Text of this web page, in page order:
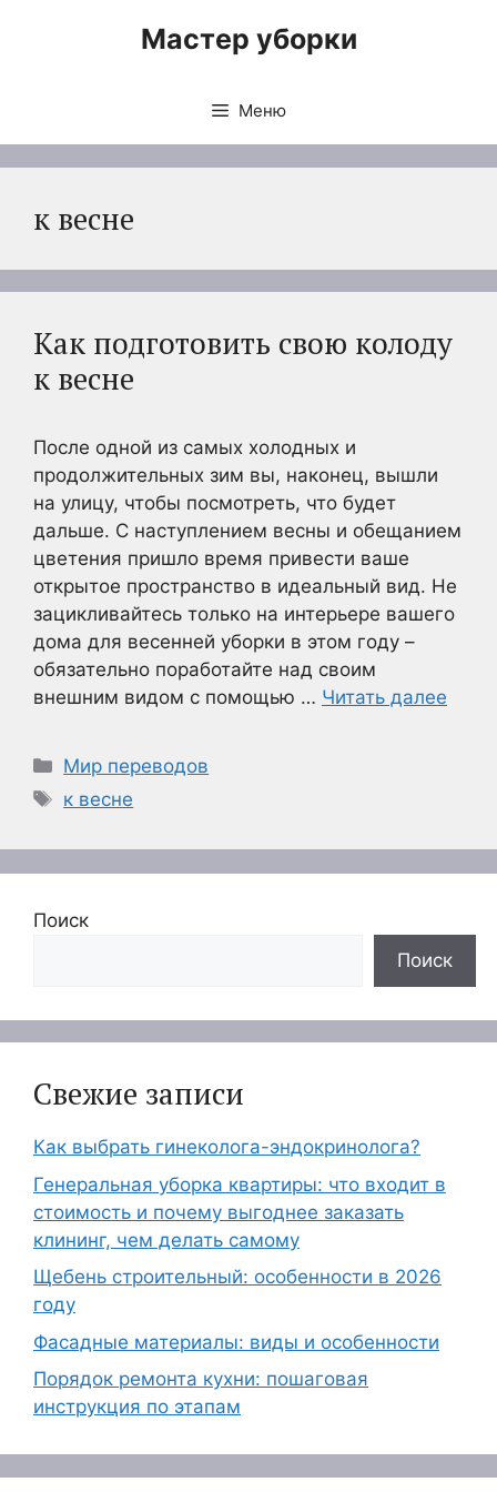
Мастер уборки
Меню
к весне
Как подготовить свою колоду
к весне
После одной из самых холодных и
продолжительных зим вы, наконец, вышли
на улицу, чтобы посмотреть, что будет
дальше. С наступлением весны и обещанием
цветения пришло время привести ваше
открытое пространство в идеальный вид. Не
зацикливайтесь только на интерьере вашего
дома для весенней уборки в этом году –
обязательно поработайте над своим
внешним видом с помощью … Читать далее
Рубрики
Мир переводов
Метки
к весне
Поиск
Поиск
Свежие записи
Как выбрать гинеколога-эндокринолога?
Генеральная уборка квартиры: что входит в
стоимость и почему выгоднее заказать
клининг, чем делать самому
Щебень строительный: особенности в 2026
году
Фасадные материалы: виды и особенности
Порядок ремонта кухни: пошаговая
инструкция по этапам